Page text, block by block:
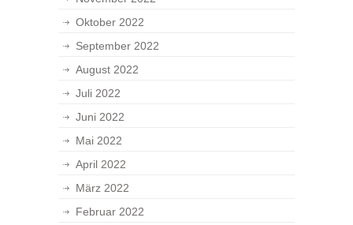
Oktober 2022
September 2022
August 2022
Juli 2022
Juni 2022
Mai 2022
April 2022
März 2022
Februar 2022